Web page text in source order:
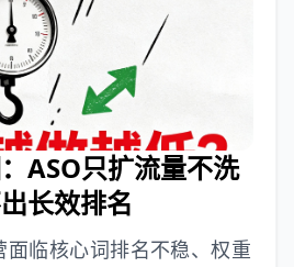
打破商店围墙，实现全域
体系，关注多维数据、监
细化ASO运营成为出海突
ASO只扩流量不洗
长效排名
临核心词排名不稳、权重